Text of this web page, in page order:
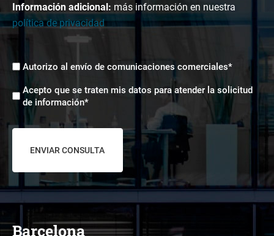
Información adicional: más información en nuestra
política de privacidad
Envíos
Autorizo al envío de comunicaciones comerciales*
Aceptación
tratamiento
datos
Acepto que se traten mis datos para atender la solicitud
de información*
Barcelona